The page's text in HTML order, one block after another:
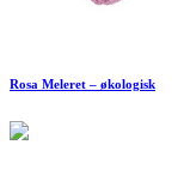
Rosa Meleret – økologisk